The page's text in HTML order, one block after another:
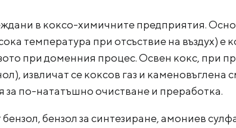
в коксо-химичните предприятия.
температура при отсъствие на въздух) е
при доменния процес. Освен кокс, при
извличат се коксов газ и каменовъглена
за по-нататъшно очистване и преработка.
бензол за синтезиране, амониев